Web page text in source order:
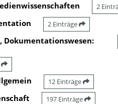
2
2 Einträge
Dokumentationswesen:
12 Einträge
197 Einträge